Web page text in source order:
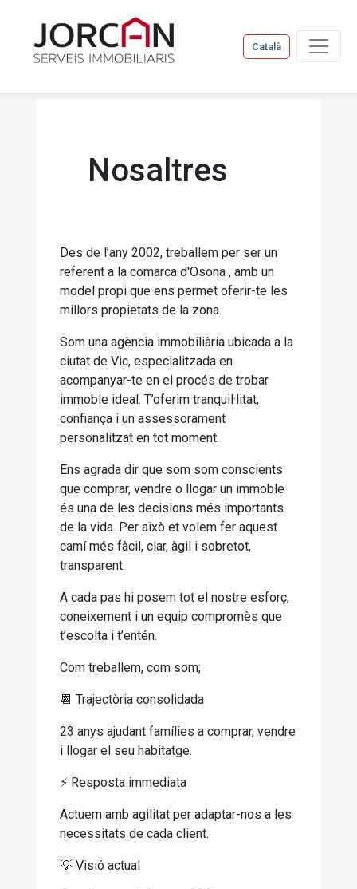
Català
Nosaltres
Des de l’any 2002, treballem per ser un
referent a la comarca d'Osona , amb un
model propi que ens permet oferir-te les
millors propietats de la zona.
Som una agència immobiliària ubicada a la
ciutat de Vic, especialitzada en
acompanyar-te en el procés de trobar
immoble ideal. T’oferim tranquil·litat,
confiança i un assessorament
personalitzat en tot moment.
Ens agrada dir que som som conscients
que comprar, vendre o llogar un immoble
és una de les decisions més importants
de la vida. Per això et volem fer aquest
camí més fàcil, clar, àgil i sobretot,
transparent.
A cada pas hi posem tot el nostre esforç,
coneixement i un equip compromès que
t’escolta i t’entén.
Com treballem, com som;
📆 Trajectòria consolidada
23 anys ajudant famílies a comprar, vendre
i llogar el seu habitatge.
⚡️ Resposta immediata
Actuem amb agilitat per adaptar-nos a les
necessitats de cada client.
💡 Visió actual